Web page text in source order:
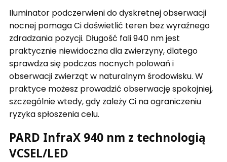
Iluminator podczerwieni do dyskretnej obserwacji
nocnej pomaga Ci doświetlić teren bez wyraźnego
zdradzania pozycji. Długość fali 940 nm jest
praktycznie niewidoczna dla zwierzyny, dlatego
sprawdza się podczas nocnych polowań i
obserwacji zwierząt w naturalnym środowisku. W
praktyce możesz prowadzić obserwację spokojniej,
szczególnie wtedy, gdy zależy Ci na ograniczeniu
ryzyka spłoszenia celu.
PARD InfraX 940 nm z technologią
VCSEL/LED